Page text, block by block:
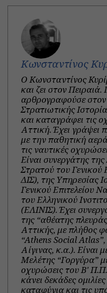
Κωνσταντίνος
Ο Κωνσταντίνος
και ζει στον
αρθρογραφούσε στον
Στρατιωτικής
και καταγράφει τις
Αττική. Έχει γράψει
με την παθητική
τις ναυτικές
Είναι συνεργάτης
Στρατού του Γενικού
ΔΙΣ), της Υπηρεσίας
Γενικού Επιτελείου
του Ελληνικού
(ΕΛΙΝΙΣ). Έχει
της “αθέατης
Αττικής, με πλήθος
“Athens Social
Αίγινας, κ.α.). Είναι
Μελέτης “Γοργύρα”
οχυρώσεις του Β'
κάνει δεκάδες
καταφύγια και τις